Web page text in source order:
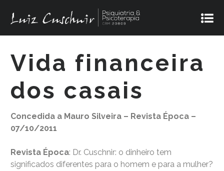
Vida financeira
dos casais
Concedida a Mauro Silveira – Revista Época –
07/10/2011
Revista Época: Dr. Cuschnir: o dinheiro tem
significados diferentes para o homem e para a mulher?